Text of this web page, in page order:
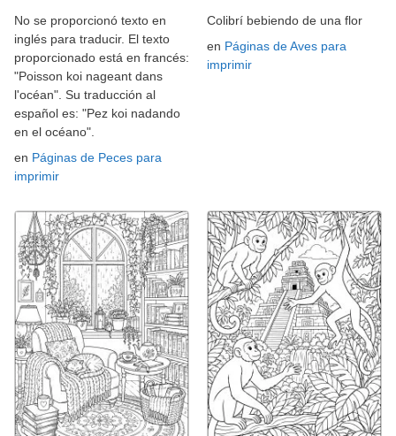
No se proporcionó texto en
inglés para traducir. El texto
proporcionado está en francés:
"Poisson koi nageant dans
l'océan". Su traducción al
español es: "Pez koi nadando
en el océano".
en Páginas de Peces para
imprimir
Colibrí bebiendo de una flor
en Páginas de Aves para
imprimir